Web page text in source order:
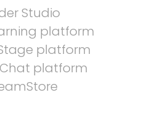
Studio
platform
platform
platform